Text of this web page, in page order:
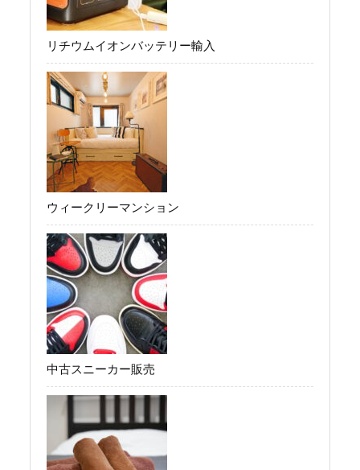
リチウムイオンバッテリー輸入
ウィークリーマンション
中古スニーカー販売